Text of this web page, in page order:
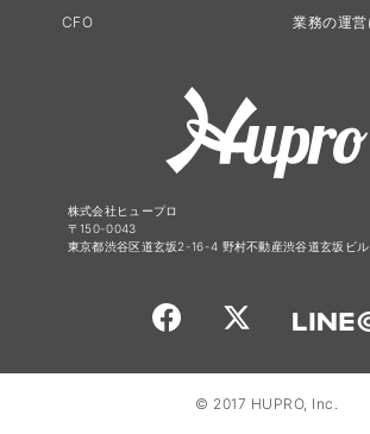
CFO
業務の運
株式会社ヒュープロ
〒150-0043
東京都渋谷区道玄坂2-16-4 野村不動産渋谷道玄坂ビル
© 2017 HUPRO, Inc.